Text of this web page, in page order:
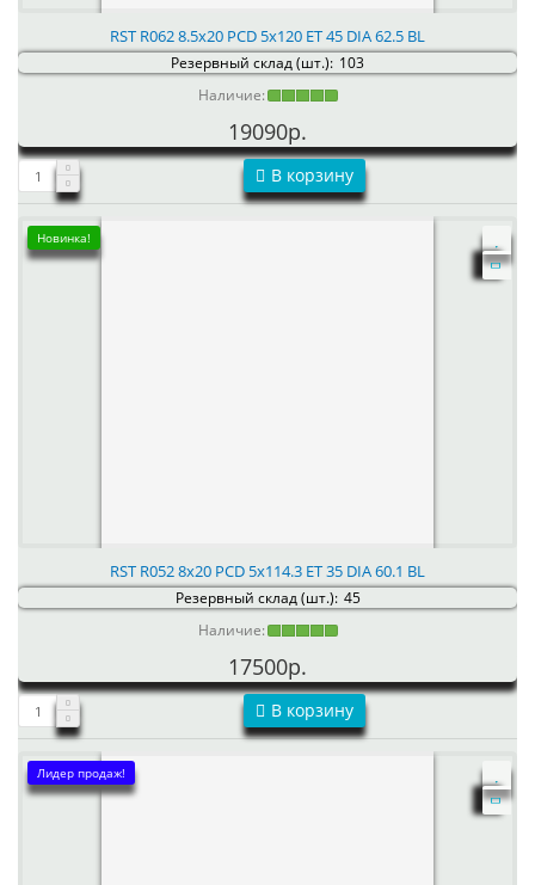
RST R062 8.5x20 PCD 5x120 ET 45 DIA 62.5 BL
Резервный склад (шт.): 103
Наличие:
19090р.
В корзину
Новинка!
RST R052 8x20 PCD 5x114.3 ET 35 DIA 60.1 BL
Резервный склад (шт.): 45
Наличие:
17500р.
В корзину
Лидер продаж!